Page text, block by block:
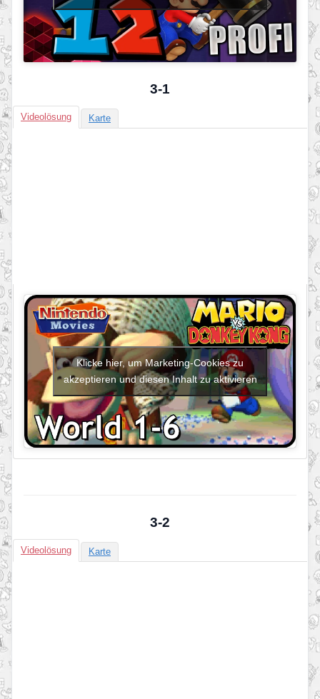
3-1
Videolösung Karte
Klicke hier, um Marketing-Cookies zu
akzeptieren und diesen Inhalt zu aktivieren
3-2
Videolösung Karte